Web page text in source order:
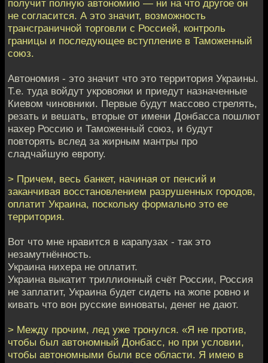
получит полную автономию — ни на что другое он
не согласится. А это значит, возможность
трансграничной торговли с Россией, контроль
границы и последующее вступление в Таможенный
союз.
Автономия - это значит что это территория Украины.
Т.е. туда войдут укровояки и приедут назначенные
Киевом чиновники. Первые будут массово стрелять,
резать и вешать, вторые от имени Донбасса пошлют
нахер Россию и Таможенный союз, и будут
повторять вслед за жирным мантры про
сладчайшую европу.
> Причем, весь банкет, начиная от пенсий и
заканчивая восстановлением разрушенных городов,
оплатит Украина, поскольку формально это ее
территория.
Вот что мне нравится в карапузах - так это
незамутнённость.
Украина нихера не оплатит.
Украина выкатит триллионный счёт России, Россия
не заплатит, Украина будет сидеть на жопе ровно и
кивать что вон русские виноваты, денег не дают.
> Между прочим, лед уже тронулся. «Я не против,
чтобы был автономный Донбасс, но при условии,
чтобы автономными были все области. Я имею в